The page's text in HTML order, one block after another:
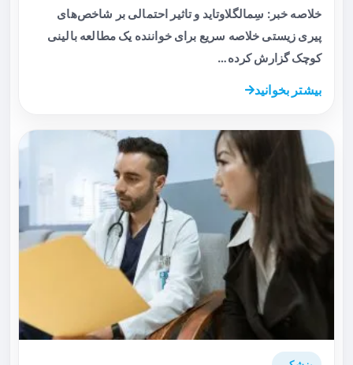
خلاصه خبر: سِمالگلاوتاید و تاثیر احتمالی بر شاخص‌های
پیری زیستی خلاصه سریع برای خواننده یک مطالعه بالینی
کوچک گزارش کرده…
بیشتر بخوانید